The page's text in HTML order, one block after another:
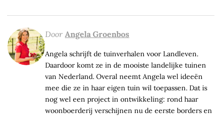
Door Angela Groenbos
Angela schrijft de tuinverhalen voor Landleven.
Daardoor komt ze in de mooiste landelijke tuinen
van Nederland. Overal neemt Angela wel ideeën
mee die ze in haar eigen tuin wil toepassen. Dat is
nog wel een project in ontwikkeling: rond haar
woonboerderij verschijnen nu de eerste borders en